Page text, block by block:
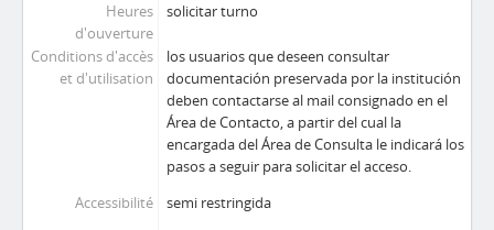
Heures
d'ouverture
solicitar turno
Conditions d'accès
et d'utilisation
los usuarios que deseen consultar
documentación preservada por la institución
deben contactarse al mail consignado en el
Área de Contacto, a partir del cual la
encargada del Área de Consulta le indicará los
pasos a seguir para solicitar el acceso.
Accessibilité
semi restringida